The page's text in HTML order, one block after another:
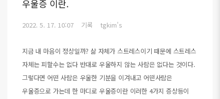
우울증 이란.
2022. 5. 17. 10:07 기록 tgkim's
지금 내 마음이 정상일까? 삶 자체가 스트레스이기 때문에 스트레스
자체는 피할수는 없다 반대로 우울하지 않는 사람은 없다는 것이다.
그렇다면 어떤 사람은 우울한 기분을 이겨내고 어떤사람은
우울증으로 가는데 한 마디로 우울증이란 이러한 4가지 증상등이